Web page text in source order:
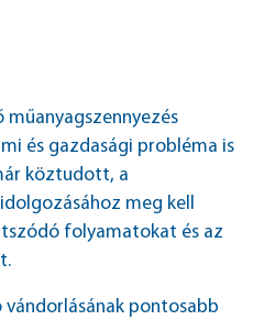
műanyagszennyezés
és gazdasági probléma is
köztudott, a
meg kell
folyamatokat és az
pontosabb